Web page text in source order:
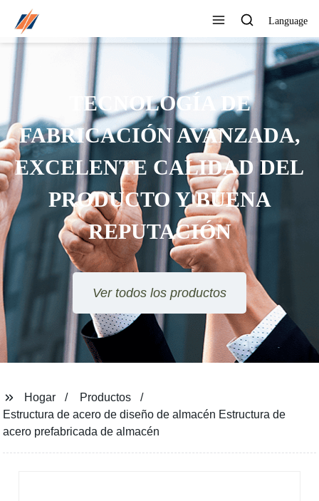
Language
PUEDE PERSONALIZAR
DISEÑOS Y
ESTILOS
Ver todos los productos
Hogar
Productos
Estructura de acero de diseño de almacén Estructura de
acero prefabricada de almacén